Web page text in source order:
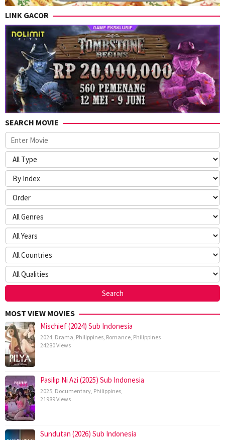
LINK GACOR
SEARCH MOVIE
MOST VIEW MOVIES
Mischief (2024) Sub Indonesia
2024 Drama Philippines Romance Philippines
24280 Views
Pasilip Ni Azi (2025) Sub Indonesia
2025 Documentary Philippines
21989 Views
Sundutan (2026) Sub Indonesia